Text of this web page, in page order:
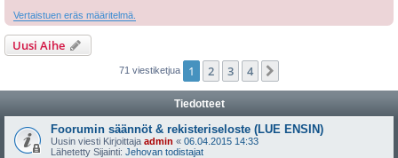
Vertaistuen eräs määritelmä.
Uusi Aihe
71 viestiketjua 1 2 3 4
Tiedotteet
Foorumin säännöt & rekisteriseloste (LUE ENSIN)
Uusin viesti Kirjoittaja admin « 06.04.2015 14:33
Lähetetty Sijainti: Jehovan todistajat